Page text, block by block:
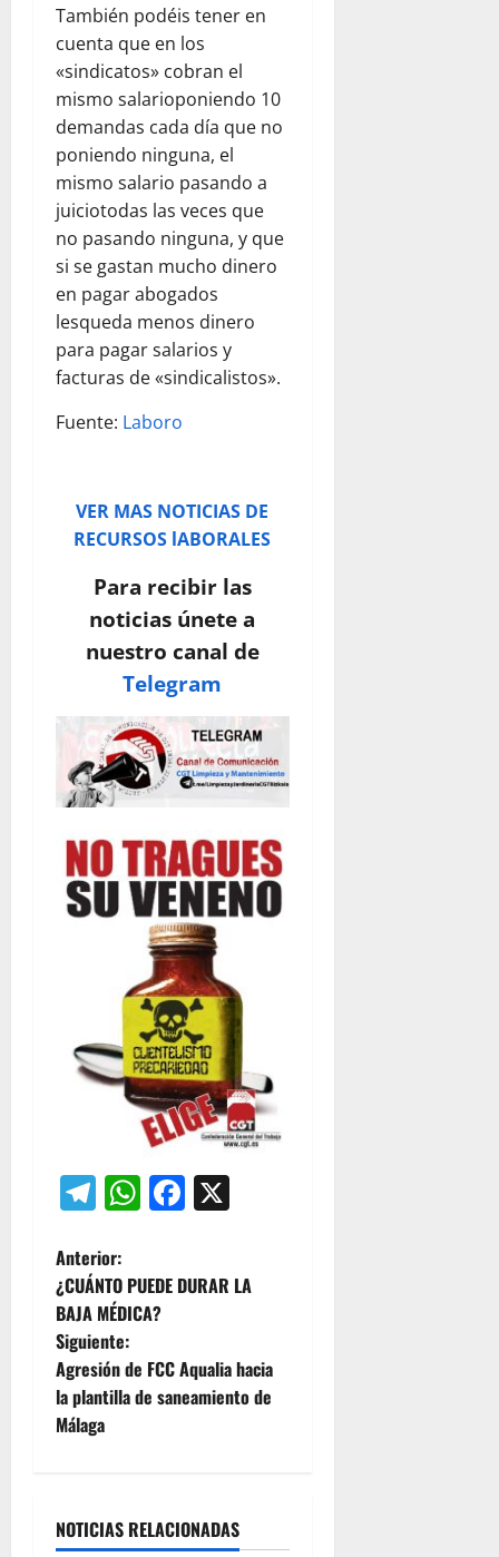
También podéis tener en
cuenta que en los
«sindicatos» cobran el
mismo salarioponiendo 10
demandas cada día que no
poniendo ninguna, el
mismo salario pasando a
juiciotodas las veces que
no pasando ninguna, y que
si se gastan mucho dinero
en pagar abogados
lesqueda menos dinero
para pagar salarios y
facturas de «sindicalistos».
Fuente: Laboro
VER MAS NOTICIAS DE
RECURSOS lABORALES
Para recibir las
noticias únete a
nuestro canal de
Telegram
Telegram
WhatsApp
Facebook
N
a
v
e
c
Anterior:
¿CUÁNTO PUEDE DURAR LA
BAJA MÉDICA?
Siguiente:
Agresión de FCC Aqualia hacia
la plantilla de saneamiento de
Málaga
NOTICIAS RELACIONADAS